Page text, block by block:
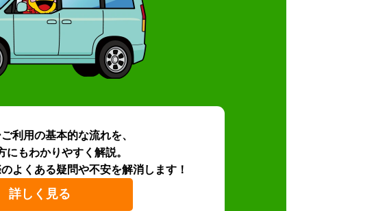
利用の基本的な流れを、
にもわかりやすく解説。
よくある疑問や不安を解消します！
詳しく見る